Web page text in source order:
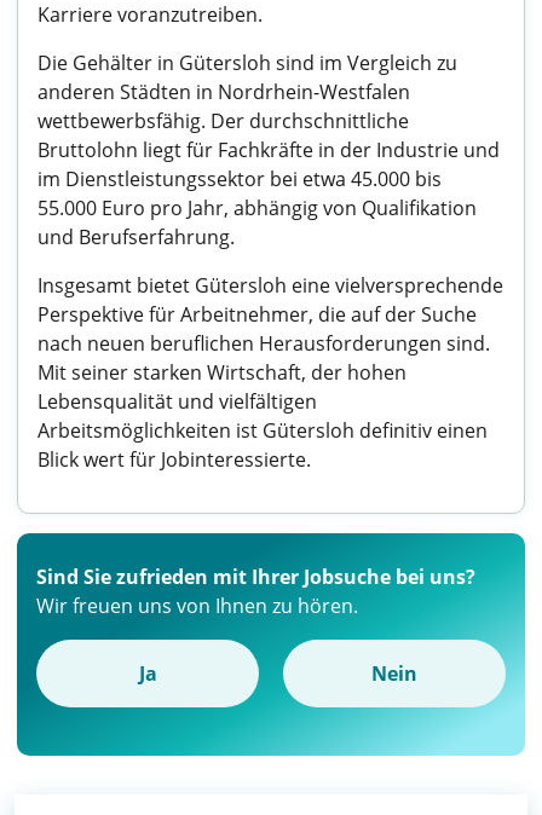
Karriere voranzutreiben.
Die Gehälter in Gütersloh sind im Vergleich zu
anderen Städten in Nordrhein-Westfalen
wettbewerbsfähig. Der durchschnittliche
Bruttolohn liegt für Fachkräfte in der Industrie und
im Dienstleistungssektor bei etwa 45.000 bis
55.000 Euro pro Jahr, abhängig von Qualifikation
und Berufserfahrung.
Insgesamt bietet Gütersloh eine vielversprechende
Perspektive für Arbeitnehmer, die auf der Suche
nach neuen beruflichen Herausforderungen sind.
Mit seiner starken Wirtschaft, der hohen
Lebensqualität und vielfältigen
Arbeitsmöglichkeiten ist Gütersloh definitiv einen
Blick wert für Jobinteressierte.
Sind Sie zufrieden mit Ihrer Jobsuche bei uns?
Wir freuen uns von Ihnen zu hören.
Ja Nein